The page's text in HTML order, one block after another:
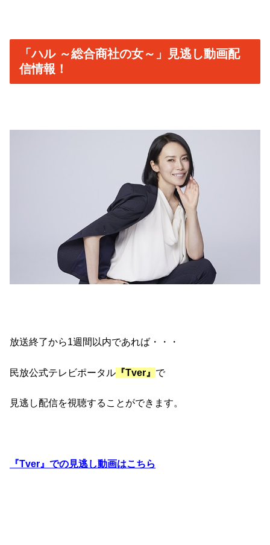
「ハル ～総合商社の女～」見逃し動画配
信情報！
放送終了から1週間以内であれば・・・
民放公式テレビポータル 『Tver』 で
見逃し配信を視聴することができます。
『Tver』での見逃し動画はこちら